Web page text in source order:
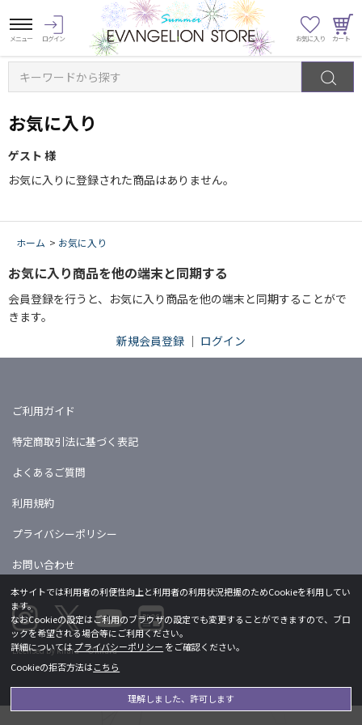
キーワードから探す
お気に入り
ゲスト 様
お気に入りに登録された商品はありません。
ホーム > お気に入り
お気に入り商品を他の端末と同期する
会員登録を行うと、お気に入り商品を他の端末と同期することがで
きます。
新規会員登録 ｜ ログイン
ご利用ガイド
特定商取引法に基づく表記
よくあるご質問
利用規約
プライバシーポリシー
お問い合わせ
Licensed by khara ©khara
本サイトでは利用者の利便性向上と利用者の利用状況把握のためCookieを利用してい
ます。
なおCookieの設定はご利用のブラウザの設定でも変更することができますので、ブロ
ックを希望される場合等にご利用ください。
詳細についてはプライバシーポリシー をご確認ください。
Cookieの拒否方法はこちら
理解しました、許可します